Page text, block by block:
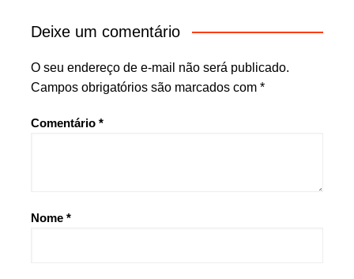
Deixe um comentário
O seu endereço de e-mail não será publicado.
Campos obrigatórios são marcados com *
Comentário *
Nome *